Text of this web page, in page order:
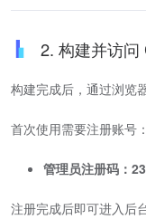
2. 构建并访问
构建完成后，通过浏览
首次使用需要注册账号：
管理员注册码：
注册完成后即可进入后